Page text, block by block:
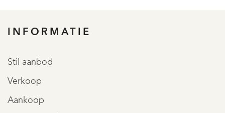
INFORMATIE
Stil aanbod
Verkoop
Aankoop